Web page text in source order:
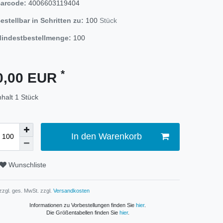
4006603119404
in Schritten zu: 100 Stück
100
EUR *
1 Stück
In den Warenkorb
Wunschliste
ges. MwSt. zzgl. Versandkosten
Informationen zu Vorbestellungen finden Sie hier.
Die Größentabellen finden Sie hier.